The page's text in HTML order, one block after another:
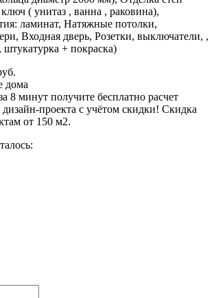
( унитаз , ванна , раковина),
ламинат, Натяжные потолки,
Входная дверь, Розетки, выключатели, ,
+ покраска)
дома
8 минут получите бесплатно расчет
проекта с учётом скидки! Скидка
от 150 м2.